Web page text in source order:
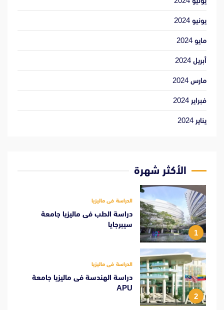
يونيو 2024
مايو 2024
أبريل 2024
مارس 2024
فبراير 2024
يناير 2024
الأكثر شهرة
1
الدراسة فى ماليزيا
دراسة الطب فى ماليزيا جامعة
سيبرجايا
2
الدراسة فى ماليزيا
دراسة الهندسة فى ماليزيا جامعة
APU